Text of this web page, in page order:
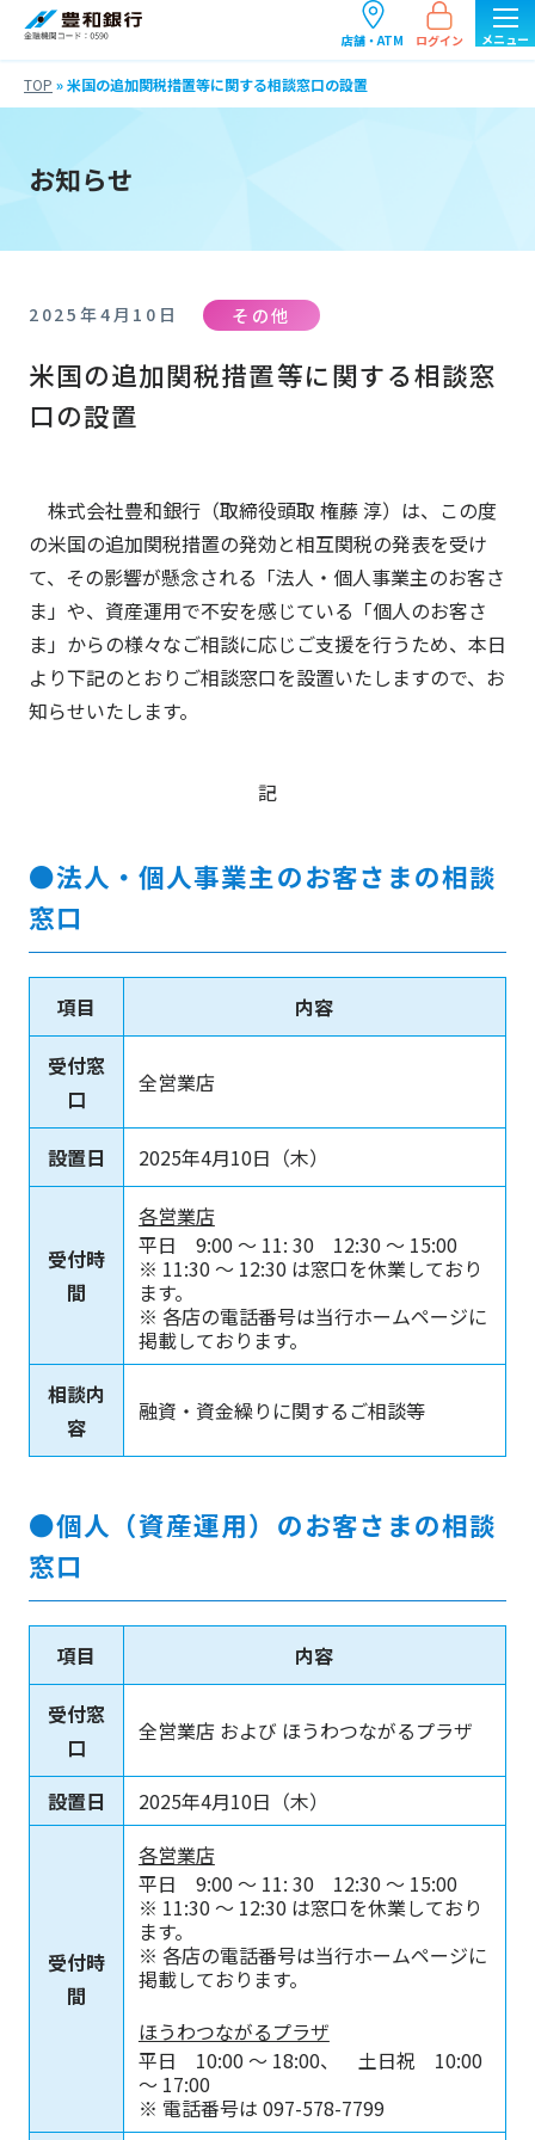
店舗・ATM ログイン
TOP »米国の追加関税措置等に関する相談窓口の設置
お知らせ
2025年4月10日 その他
米国の追加関税措置等に関する相談窓
口の設置
株式会社豊和銀行（取締役頭取 権藤 淳）は、この度
の米国の追加関税措置の発効と相互関税の発表を受け
て、その影響が懸念される「法人・個人事業主のお客さ
ま」や、資産運用で不安を感じている「個人のお客さ
ま」からの様々なご相談に応じご支援を行うため、本日
より下記のとおりご相談窓口を設置いたしますので、お
知らせいたします。
記
●法人・個人事業主のお客さまの相談
窓口
項目 内容
受付窓
口
全営業店
設置日 2025年4月10日（木）
受付時
間
各営業店
平日 9:00 ～ 11: 30 12:30 ～ 15:00
※ 11:30 ～ 12:30 は窓口を休業しており
ます。
※ 各店の電話番号は当行ホームページに
掲載しております。
相談内
容
融資・資金繰りに関するご相談等
●個人（資産運用）のお客さまの相談
窓口
項目 内容
受付窓
口
全営業店 および ほうわつながるプラザ
設置日 2025年4月10日（木）
受付時
間
各営業店
平日 9:00 ～ 11: 30 12:30 ～ 15:00
※ 11:30 ～ 12:30 は窓口を休業しており
ます。
※ 各店の電話番号は当行ホームページに
掲載しております。
ほうわつながるプラザ
平日 10:00 ～ 18:00、 土日祝 10:00
～ 17:00
※ 電話番号は 097-578-7799